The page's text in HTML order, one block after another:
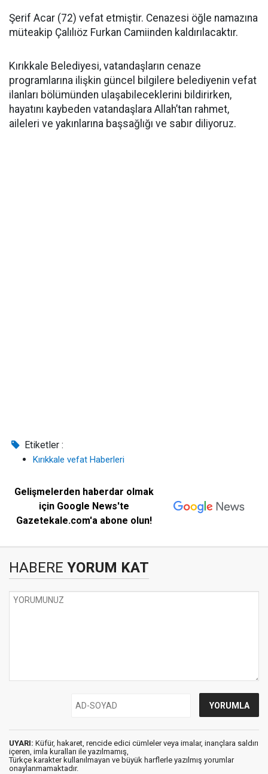
Şerif Acar (72) vefat etmiştir. Cenazesi öğle namazına
müteakip Çalılıöz Furkan Camiinden kaldırılacaktır.
Kırıkkale Belediyesi, vatandaşların cenaze
programlarına ilişkin güncel bilgilere belediyenin vefat
ilanları bölümünden ulaşabileceklerini bildirirken,
hayatını kaybeden vatandaşlara Allah’tan rahmet,
aileleri ve yakınlarına başsağlığı ve sabır diliyoruz.
Etiketler :
Kırıkkale vefat Haberleri
Gelişmelerden haberdar olmak
için Google News'te
Gazetekale.com'a abone olun!
HABERE YORUM KAT
UYARI: Küfür, hakaret, rencide edici cümleler veya imalar, inançlara saldırı
içeren, imla kuralları ile yazılmamış,
Türkçe karakter kullanılmayan ve büyük harflerle yazılmış yorumlar
onaylanmamaktadır.